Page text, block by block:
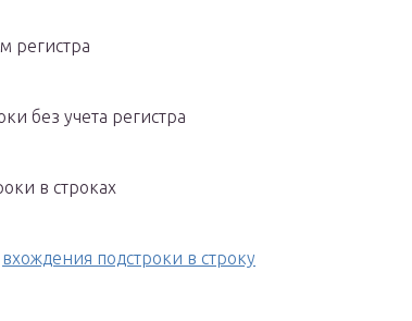
регистра
без учета регистра
в строках
вхождения подстроки в строку